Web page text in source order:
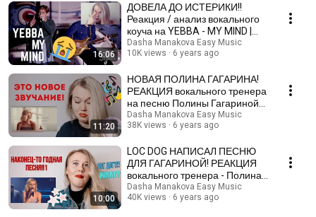
16:06
ДОВЕЛА ДО ИСТЕРИКИ!!
Реакция / анализ вокального
коуча на YEBBA - MY MIND |
Russian vocal coach
Dasha Manakova Easy Music
10K views
6 years ago
11:20
НОВАЯ ПОЛИНА ГАГАРИНА!
РЕАКЦИЯ вокального тренера
на песню Полины Гагариной
"ТЫ НЕ ЦЕЛУЙ"
Dasha Manakova Easy Music
38K views
6 years ago
10:00
LOC DOG НАПИСАЛ ПЕСНЮ
ДЛЯ ГАГАРИНОЙ! РЕАКЦИЯ
вокального тренера - Полина
Гагарина "НЕБО В ГЛАЗАХ"
Dasha Manakova Easy Music
40K views
6 years ago